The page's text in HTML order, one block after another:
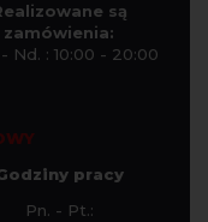
są
zamówienia:
Nd. : 10:00 - 20:00
pracy
Pn. - Pt.: